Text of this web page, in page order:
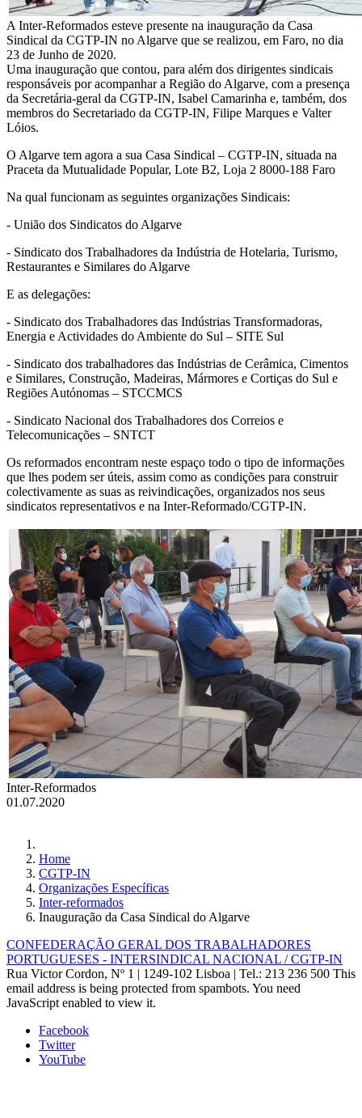
A Inter-Reformados esteve presente na inauguração da Casa
Sindical da CGTP-IN no Algarve que se realizou, em Faro, no dia
23 de Junho de 2020.
Uma inauguração que contou, para além dos dirigentes sindicais
responsáveis por acompanhar a Região do Algarve, com a presença
da Secretária-geral da CGTP-IN, Isabel Camarinha e, também, dos
membros do Secretariado da CGTP-IN, Filipe Marques e Valter
Lóios.
O Algarve tem agora a sua Casa Sindical – CGTP-IN, situada na
Praceta da Mutualidade Popular, Lote B2, Loja 2 8000-188 Faro
Na qual funcionam as seguintes organizações Sindicais:
- União dos Sindicatos do Algarve
- Sindicato dos Trabalhadores da Indústria de Hotelaria, Turismo,
Restaurantes e Similares do Algarve
E as delegações:
- Sindicato dos Trabalhadores das Indústrias Transformadoras,
Energia e Actividades do Ambiente do Sul – SITE Sul
- Sindicato dos trabalhadores das Indústrias de Cerâmica, Cimentos
e Similares, Construção, Madeiras, Mármores e Cortiças do Sul e
Regiões Autónomas – STCCMCS
- Sindicato Nacional dos Trabalhadores dos Correios e
Telecomunicações – SNTCT
Os reformados encontram neste espaço todo o tipo de informações
que lhes podem ser úteis, assim como as condições para construir
colectivamente as suas as reivindicações, organizados nos seus
sindicatos representativos e na Inter-Reformado/CGTP-IN.
Inter-Reformados
01.07.2020
Home
CGTP-IN
Organizações Específicas
Inter-reformados
Inauguração da Casa Sindical do Algarve
CONFEDERAÇÃO GERAL DOS TRABALHADORES
PORTUGUESES - INTERSINDICAL NACIONAL / CGTP-IN
Rua Victor Cordon, Nº 1 | 1249-102 Lisboa | Tel.: 213 236 500 This
email address is being protected from spambots. You need
JavaScript enabled to view it.
Facebook
Twitter
YouTube